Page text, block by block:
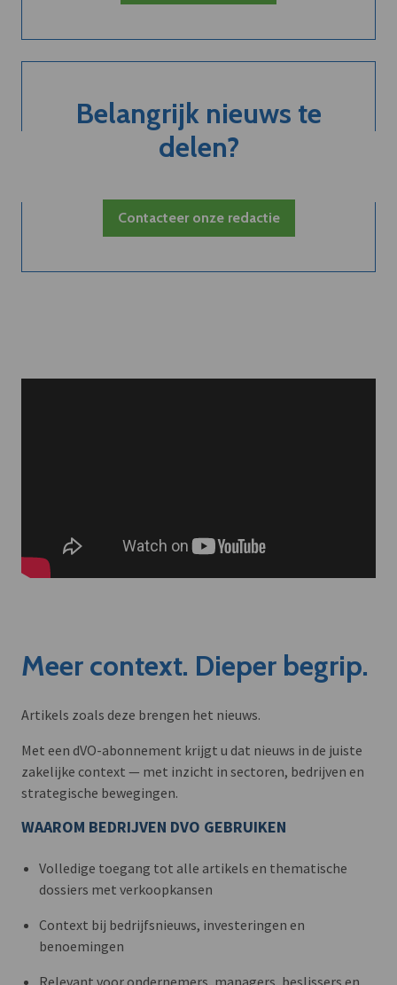
Belangrijk nieuws te
delen?
Contacteer onze redactie
Meer context. Dieper begrip.
Artikels zoals deze brengen het nieuws.
Met een dVO-abonnement krijgt u dat nieuws in de juiste
zakelijke context — met inzicht in sectoren, bedrijven en
strategische bewegingen.
WAAROM BEDRIJVEN DVO GEBRUIKEN
Volledige toegang tot alle artikels en thematische
dossiers met verkoopkansen
Context bij bedrijfsnieuws, investeringen en
benoemingen